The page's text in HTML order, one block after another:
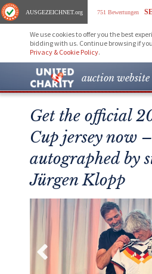
AUSGEZEICHNET.org 751 Bewertungen
We use cookies to offer you the best
bidding with us. Continue browsing if
Privacy & Cookie Policy.
auction website
Get the official
Cup jersey now –
autographed by
Jürgen Klopp